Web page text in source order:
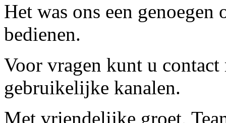
Het was ons een
bedienen.
Voor vragen kunt u contact
gebruikelijke kanalen.
Met vriendelijke groet,